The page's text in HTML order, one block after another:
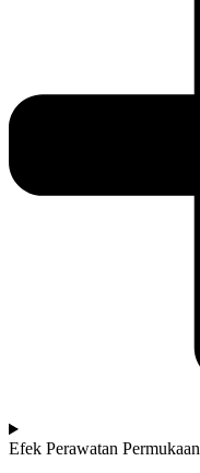
Efek Perawatan Permukaan